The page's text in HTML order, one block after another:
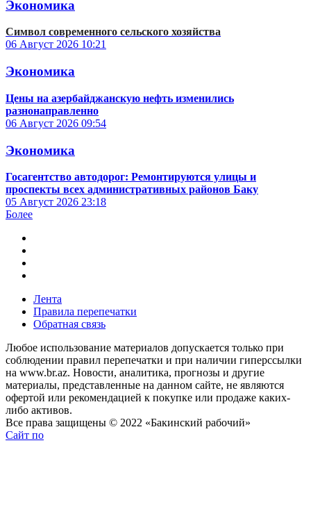
Экономика
Символ современного сельского хозяйства
06 Август 2026 10:21
Экономика
Цены на азербайджанскую нефть изменились
разнонаправленно
06 Август 2026 09:54
Экономика
Госагентство автодорог: Ремонтируются улицы и
проспекты всех административных районов Баку
05 Август 2026 23:18
Более
Лента
Правила перепечатки
Обратная связь
Любое использование материалов допускается только при
соблюдении правил перепечатки и при наличии гиперссылки
на www.br.az. Новости, аналитика, прогнозы и другие
материалы, представленные на данном сайте, не являются
офертой или рекомендацией к покупке или продаже каких-
либо активов.
Все права защищены © 2022 «Бакинский рабочий»
Сайт по